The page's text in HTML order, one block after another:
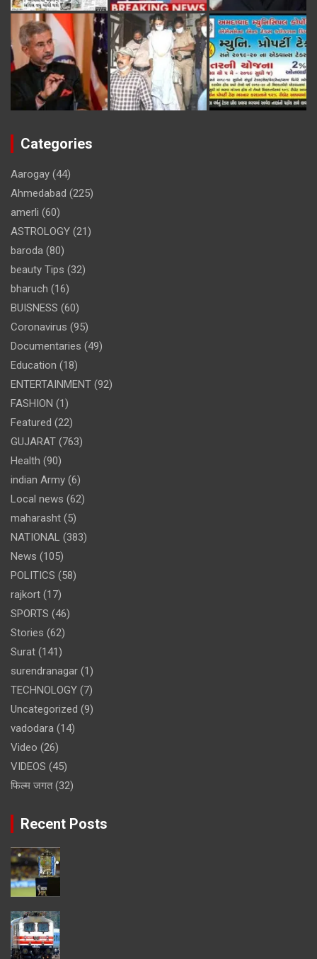
Categories
Aarogay (44)
Ahmedabad (225)
amerli (60)
ASTROLOGY (21)
baroda (80)
beauty Tips (32)
bharuch (16)
BUISNESS (60)
Coronavirus (95)
Documentaries (49)
Education (18)
ENTERTAINMENT (92)
FASHION (1)
Featured (22)
GUJARAT (763)
Health (90)
indian Army (6)
Local news (62)
maharasht (5)
NATIONAL (383)
News (105)
POLITICS (58)
rajkort (17)
SPORTS (46)
Stories (62)
Surat (141)
surendranagar (1)
TECHNOLOGY (7)
Uncategorized (9)
vadodara (14)
Video (26)
VIDEOS (45)
फिल्म जगत(32)
Recent Posts